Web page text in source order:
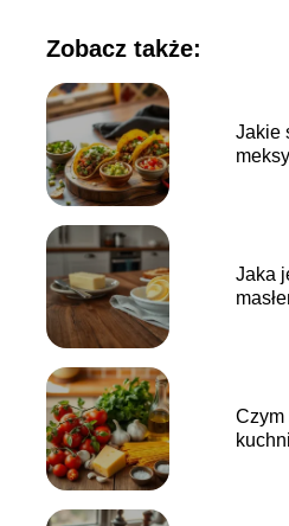
Zobacz także:
Jakie
Jaka
Czym